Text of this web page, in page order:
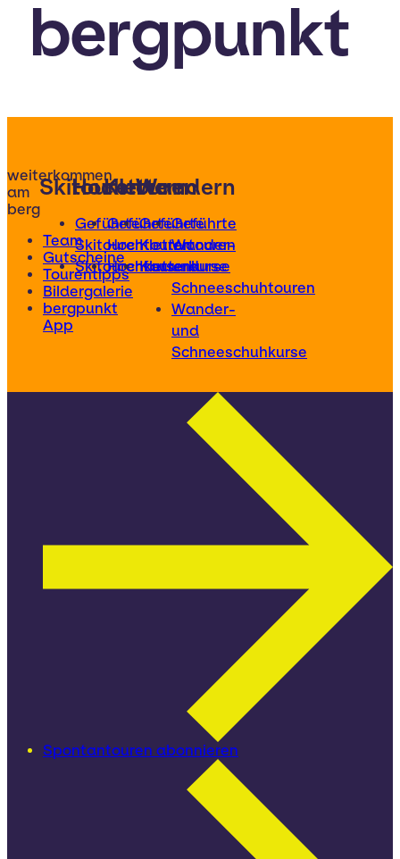
bergpunkt
weiterkommen
am
berg
Team
Gutscheine
Tourentipps
Bildergalerie
bergpunkt
App
Skitouren
Geführte
Skitouren
Skitourenkurse
Hochtouren
Geführte
Hochtouren
Hochtourenkurse
Klettern
Geführte
Klettertouren
Kletterkurse
Wandern
Geführte
Wander-
und
Schneeschuhtouren
Wander-
und
Schneeschuhkurse
Spontantouren abonnieren